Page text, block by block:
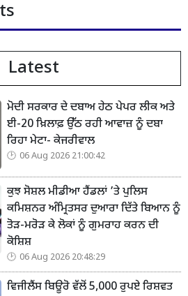
Latest
ਮੋਦੀ ਸਰਕਾਰ ਦੇ ਦਬਾਅ ਹੇਠ ਪੇਪਰ ਲੀਕ ਅਤੇ
ਈ-20 ਖ਼ਿਲਾਫ਼ ਉੱਠ ਰਹੀ ਆਵਾਜ਼ ਨੂੰ ਦਬਾ
ਰਿਹਾ ਮੇਟਾ- ਕੇਜਰੀਵਾਲ
06 Aug 2026 21:00:42
ਕੁਝ ਸੋਸ਼ਲ ਮੀਡੀਆ ਹੈਂਡਲਾਂ ’ਤੇ ਪੁਲਿਸ
ਕਮਿਸ਼ਨਰ ਅੰਮ੍ਰਿਤਸਰ ਦੁਆਰਾ ਦਿੱਤੇ ਬਿਆਨ ਨੂੰ
ਤੋੜ-ਮਰੋੜ ਕੇ ਲੋਕਾਂ ਨੂੰ ਗੁਮਰਾਹ ਕਰਨ ਦੀ
ਕੋਸ਼ਿਸ਼
06 Aug 2026 20:48:29
ਵਿਜੀਲੈਂਸ ਬਿਊਰੋ ਵੱਲੋਂ 5,000 ਰੁਪਏ ਰਿਸ਼ਵਤ